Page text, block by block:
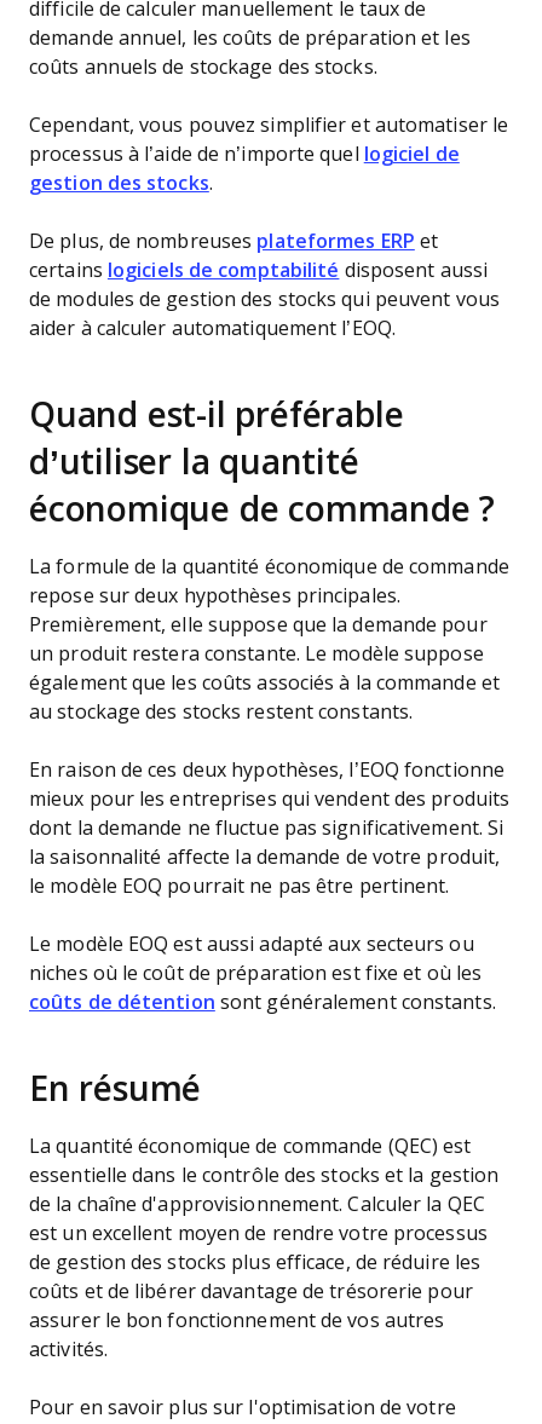
difficile de calculer manuellement le taux de
demande annuel, les coûts de préparation et les
coûts annuels de stockage des stocks.
Cependant, vous pouvez simplifier et automatiser le
processus à l’aide de n’importe quel
logiciel de
gestion des stocks.
De plus, de nombreuses plateformes ERP et
certains logiciels de comptabilité disposent aussi
de modules de gestion des stocks qui peuvent vous
aider à calculer automatiquement l’EOQ.
Quand est-il préférable
d’utiliser la quantité
économique de commande ?
La formule de la quantité économique de commande
repose sur deux hypothèses principales.
Premièrement, elle suppose que la demande pour
un produit restera constante. Le modèle suppose
également que les coûts associés à la commande et
au stockage des stocks restent constants.
En raison de ces deux hypothèses, l’EOQ fonctionne
mieux pour les entreprises qui vendent des produits
dont la demande ne fluctue pas significativement. Si
la saisonnalité affecte la demande de votre produit,
le modèle EOQ pourrait ne pas être pertinent.
Le modèle EOQ est aussi adapté aux secteurs ou
niches où le coût de préparation est fixe et où les
coûts de détention sont généralement constants.
En résumé
La quantité économique de commande (QEC) est
essentielle dans le contrôle des stocks et la gestion
de la chaîne d'approvisionnement. Calculer la QEC
est un excellent moyen de rendre votre processus
de gestion des stocks plus efficace, de réduire les
coûts et de libérer davantage de trésorerie pour
assurer le bon fonctionnement de vos autres
activités.
Pour en savoir plus sur l'optimisation de votre